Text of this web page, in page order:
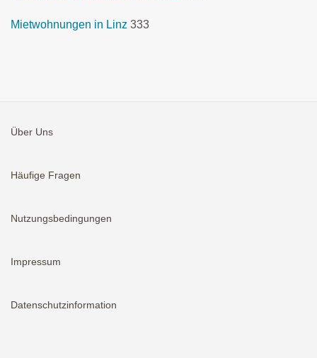
Mietwohnungen in Linz 333
Über Uns
Häufige Fragen
Nutzungsbedingungen
Impressum
Datenschutzinformation